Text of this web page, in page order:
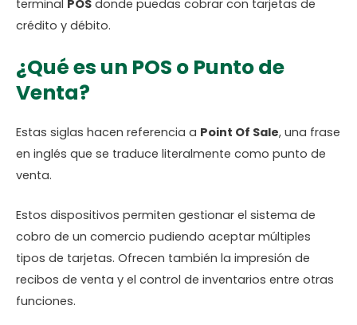
terminal POS donde puedas cobrar con tarjetas de
crédito y débito.
¿Qué es un POS o Punto de
Venta?
Estas siglas hacen referencia a Point Of Sale, una frase
en inglés que se traduce literalmente como punto de
venta.
Estos dispositivos permiten gestionar el sistema de
cobro de un comercio pudiendo aceptar múltiples
tipos de tarjetas. Ofrecen también la impresión de
recibos de venta y el control de inventarios entre otras
funciones.